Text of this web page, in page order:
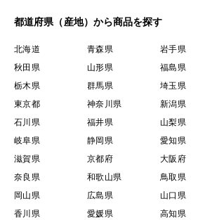
都道府県（産地）から商品を探す
北海道 青森県 岩手県
秋田県
山形県 福島県
栃木県
群馬県 埼玉県
東京都
神奈川県 新潟県
石川県
福井県 山梨県
岐阜県
静岡県 愛知県
滋賀県
京都府 大阪府
奈良県
和歌山県 鳥取県
岡山県
広島県 山口県
香川県
愛媛県 高知県